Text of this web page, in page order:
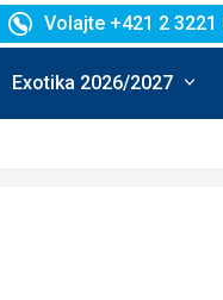
Volajte +421 2 3221
Exotika 2026/2027